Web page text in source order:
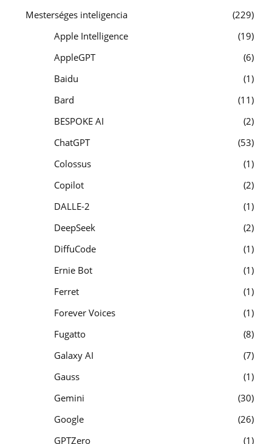
Mesterséges inteligencia
229
Apple Intelligence
19
AppleGPT
6
Baidu
1
Bard
11
BESPOKE AI
2
ChatGPT
53
Colossus
1
Copilot
2
DALLE-2
1
DeepSeek
2
DiffuCode
1
Ernie Bot
1
Ferret
1
Forever Voices
1
Fugatto
8
Galaxy AI
7
Gauss
1
Gemini
30
Google
26
GPTZero
1